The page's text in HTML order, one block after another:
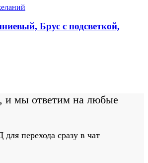
Брус с подсветкой,
и мы ответим на любые
перехода сразу в чат